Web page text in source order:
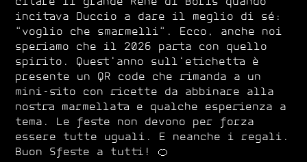
incitava Duccio a dare il meglio di sé:
“voglio che smarmelli”. Ecco, anche noi
speriamo che il 2026 parta con quello
spirito. Quest'anno sull’etichetta è
presente un QR code che rimanda a un
mini-sito con ricette da abbinare alla
nostra marmellata e qualche esperienza a
tema. Le feste non devono per forza
essere tutte uguali. E neanche i regali.
Buon Sfeste a tutti! 🍊